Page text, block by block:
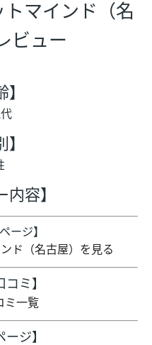
マインド（名
ビュー
】
】
内容】
ージ】
ド（名古屋）を見る
コミ】
ミ一覧
ージ】